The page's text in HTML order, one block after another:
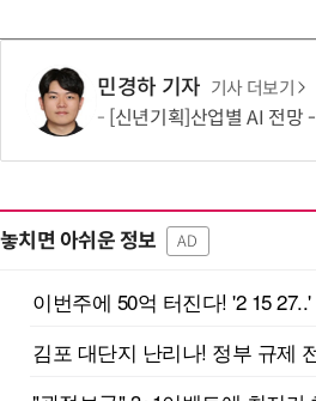
민경하 기자 기사 더보기
[신년기획]산업별 AI 전망 - 플랫폼·유
놓치면 아쉬운 정보 AD